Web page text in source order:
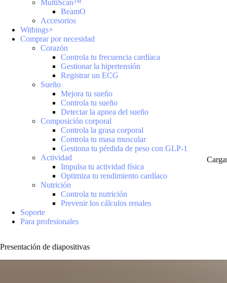
MultiScan™
BeamO
Accesorios
Withings+
Comprar por necesidad
Corazón
Controla tu frecuencia cardíaca
Gestionar la hipertensión
Registrar un ECG
Sueño
Mejora tu sueño
Controla tu sueño
Detectar la apnea del sueño
Composición corporal
Controla la grasa corporal
Controla tu masa muscular
Gestiona tu pérdida de peso con GLP-1
Actividad
Impulsa tu actividad física
Optimiza tu rendimiento cardíaco
Nutrición
Controla tu nutrición
Prevenir los cálculos renales
Soporte
Para profesionales
Presentación de diapositivas